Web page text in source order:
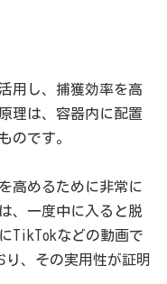
用し、捕獲効率を高
理は、容器内に配置
のです。
高めるために非常に
、一度中に入ると脱
TikTokなどの動画で
、その実用性が証明